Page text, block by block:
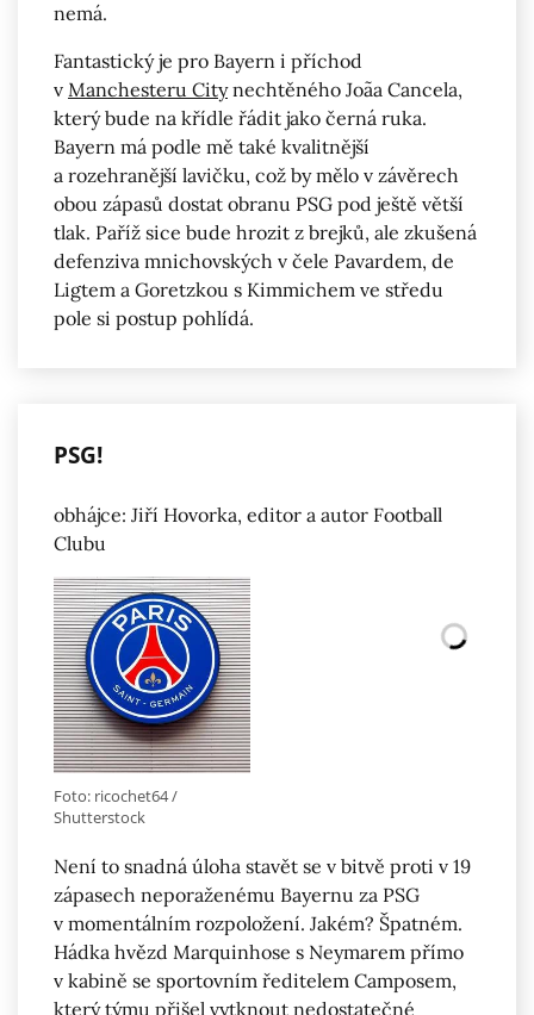
nemá.
Fantastický je pro Bayern i příchod
v Manchesteru Citynechtěného Joãa Cancela,
který bude na křídle řádit jako černá ruka.
Bayern má podle mě také kvalitnější
a rozehranější lavičku, což by mělo v závěrech
obou zápasů dostat obranu PSG pod ještě větší
tlak. Paříž sice bude hrozit z brejků, ale zkušená
defenziva mnichovských v čele Pavardem, de
Ligtem a Goretzkou s Kimmichem ve středu
pole si postup pohlídá.
PSG!
obhájce: Jiří Hovorka, editor a autor Football
Clubu
Foto: ricochet64 /
Shutterstock
Není to snadná úloha stavět se v bitvě proti v 19
zápasech neporaženému Bayernu za PSG
v momentálním rozpoložení. Jakém? Špatném.
Hádka hvězd Marquinhose s Neymarem přímo
v kabině se sportovním ředitelem Camposem,
který týmu přišel vytknout nedostatečné